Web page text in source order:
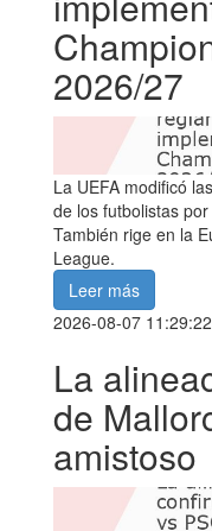
2026/27
La UEFA modificó
de los futbolistas
También rige en la
League.
Leer más
2026-08-07 11:29:22
La
de
amistoso